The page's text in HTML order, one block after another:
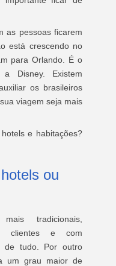
as pessoas ficarem
está crescendo no
para Orlando. É o
Disney. Existem
os brasileiros
viagem seja mais
e habitações?
ou
tradicionais,
clientes e com
de tudo. Por outro
um grau maior de